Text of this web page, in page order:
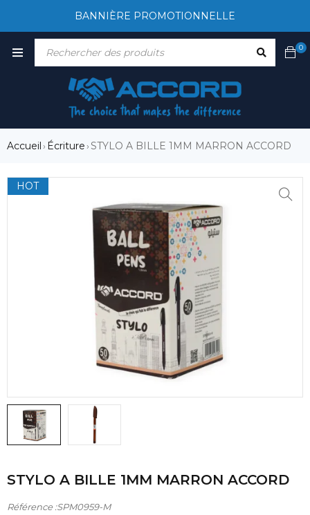
BANNIÈRE PROMOTIONNELLE
0
Accueil› Écriture› STYLO A BILLE 1MM MARRON ACCORD
HOT
STYLO A BILLE 1MM MARRON ACCORD
Référence :SPM0959-M